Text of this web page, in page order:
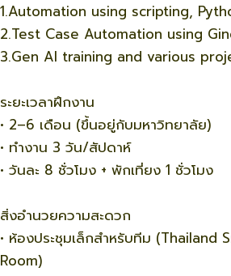
1.Automation using scripting,
2.Test Case Automation using
3.Gen AI training and various
ระยะเวลาฝึกงาน
• 2–6 เดือน (ขึ้นอยู่กับมหาวิทยาลัย)
• ทำงาน 3 วัน/สัปดาห์
• วันละ 8 ชั่วโมง + พักเที่ยง 1 ชั่วโมง
สิ่งอำนวยความสะดวก
• ห้องประชุมเล็กสำหรับทีม (Thailand
Room)